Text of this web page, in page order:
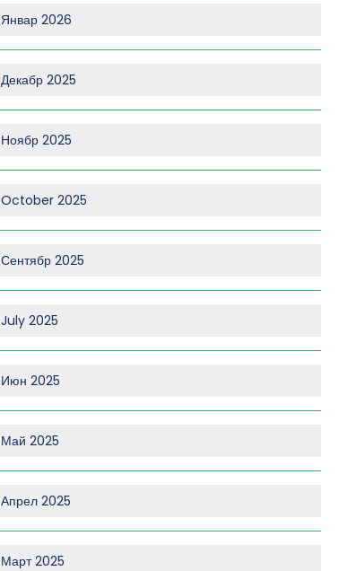
Январ 2026
Декабр 2025
Ноябр 2025
October 2025
Сентябр 2025
July 2025
Июн 2025
Май 2025
Апрел 2025
Март 2025